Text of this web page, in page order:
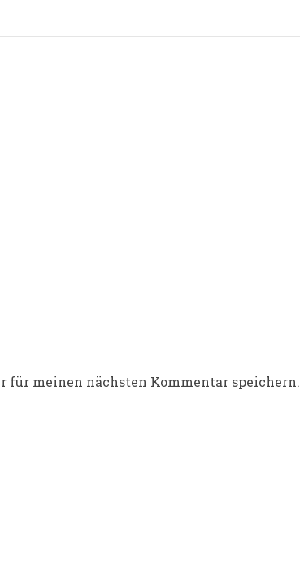
für meinen nächsten Kommentar speichern.